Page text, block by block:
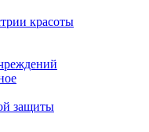
красоты
защиты